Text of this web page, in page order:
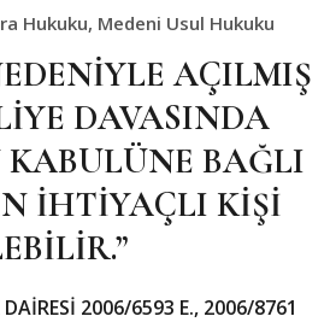
Hukuku, Medeni Usul Hukuku
AÇILMIŞ
DAVASINDA
BAĞLI
İHTİYAÇLI KİŞİ
2006/6593 E., 2006/8761